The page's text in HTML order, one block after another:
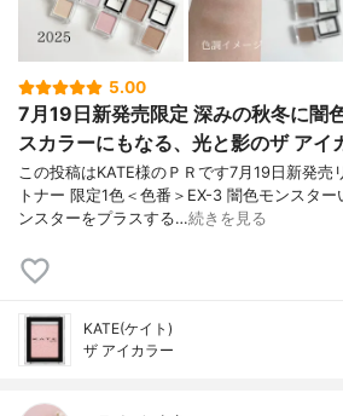
5.00
7月19日新発売限定 深みの秋冬に闇
スカラーにもなる、光と影のザ アイ
この投稿はKATE様のＰＲです7月19日新発売
トナー 限定1色＜色番＞EX-3 闇色モンスタ
ンスターをプラスする…続きを見る
KATE(ケイト)
ザ アイカラー